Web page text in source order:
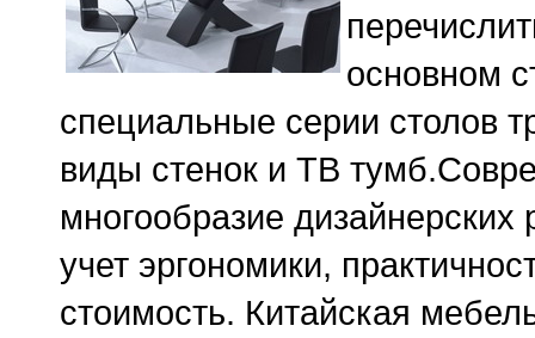
основном
специальные серии столов
виды стенок и ТВ
многообразие
учет эргономики,
стоимость. Китайская